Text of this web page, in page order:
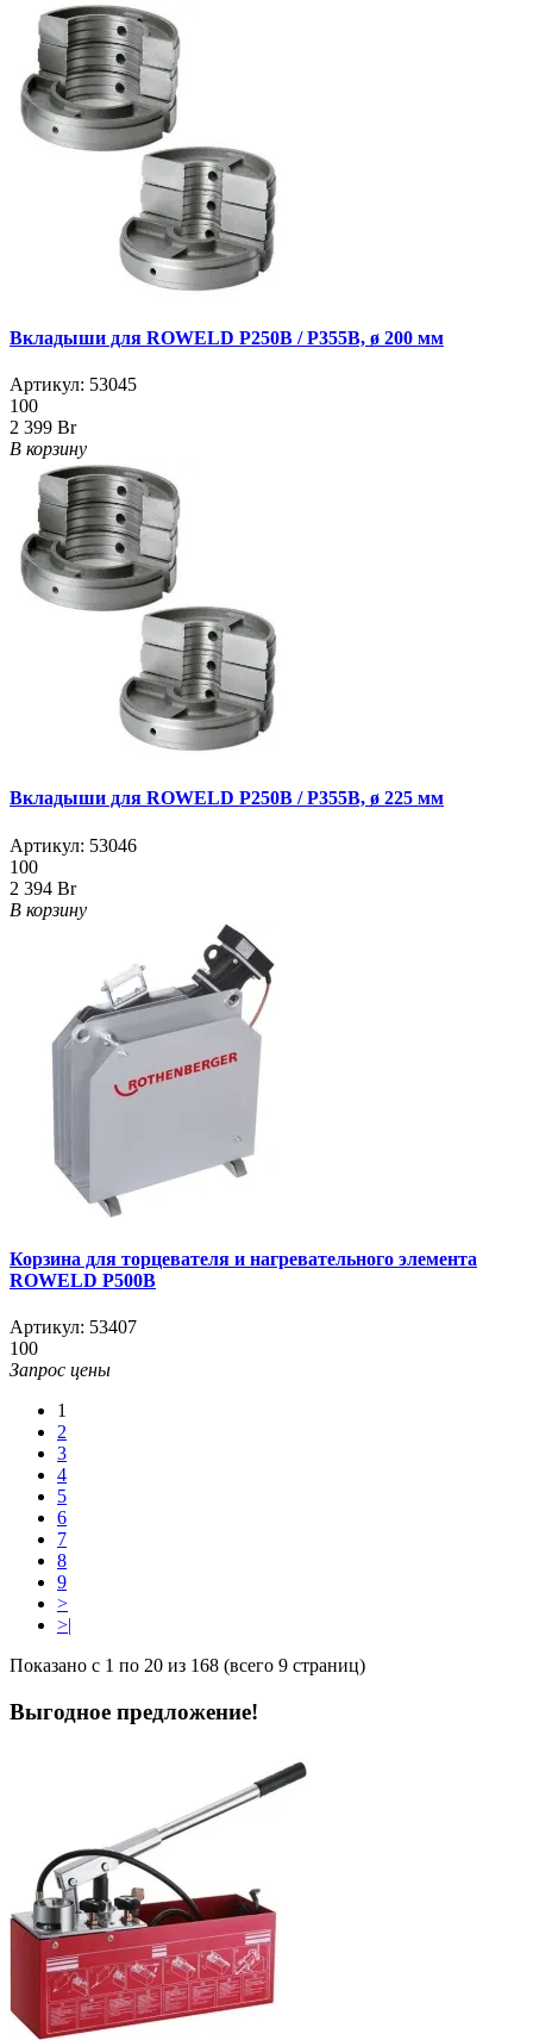
Вкладыши для ROWELD Р250B / Р355B, ø 200 мм
Артикул: 53045
100
2 399 Br
В корзину
Вкладыши для ROWELD Р250B / Р355B, ø 225 мм
Артикул: 53046
100
2 394 Br
В корзину
Корзина для торцевателя и нагревательного элемента
ROWELD Р500В
Артикул: 53407
100
Запрос цены
1
2
3
4
5
6
7
8
9
>
>|
Показано с 1 по 20 из 168 (всего 9 страниц)
Выгодное предложение!